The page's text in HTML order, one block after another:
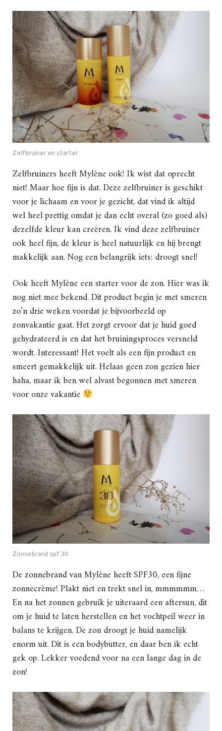
Zelfbruiner en starter
Zelfbruiners heeft Mylène ook! Ik wist dat oprecht
niet! Maar hoe fijn is dat. Deze zelfbruiner is geschikt
voor je lichaam en voor je gezicht, dat vind ik altijd
wel heel prettig omdat je dan echt overal (zo goed als)
dezelfde kleur kan creëren. Ik vind deze zelfbruiner
ook heel fijn, de kleur is heel natuurlijk en hij brengt
makkelijk aan. Nog een belangrijk iets: droogt snel!
Ook heeft Mylène een starter voor de zon. Hier was ik
nog niet mee bekend. Dit product begin je met smeren
zo’n drie weken voordat je bijvoorbeeld op
zonvakantie gaat. Het zorgt ervoor dat je huid goed
gehydrateerd is en dat het bruiningsproces versneld
wordt. Interessant! Het voelt als een fijn product en
smeert gemakkelijk uit. Helaas geen zon gezien hier
haha, maar ik ben wel alvast begonnen met smeren
voor onze vakantie
Zonnebrand spf 30
De zonnebrand van Mylène heeft SPF30, een fijne
zonnecrème! Plakt niet en trekt snel in, mmmmmm…
En na het zonnen gebruik je uiteraard een aftersun, dit
om je huid te laten herstellen en het vochtpeil weer in
balans te krijgen. De zon droogt je huid namelijk
enorm uit. Dit is een bodybutter, en daar ben ik echt
gek op. Lekker voedend voor na een lange dag in de
zon!